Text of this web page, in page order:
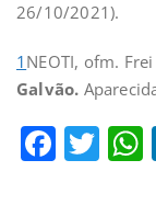
26/10/2021).
1 NEOTI, ofm.
Galvão.